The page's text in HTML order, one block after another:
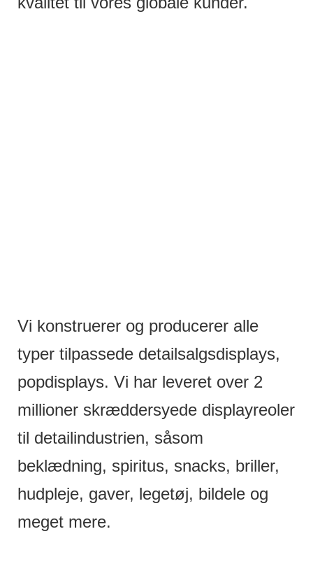
Vi konstruerer og producerer alle
typer tilpassede detailsalgsdisplays,
popdisplays. Vi har leveret over 2
millioner skræddersyede displayreoler
til detailindustrien, såsom
beklædning, spiritus, snacks, briller,
hudpleje, gaver, legetøj, bildele og
meget mere.